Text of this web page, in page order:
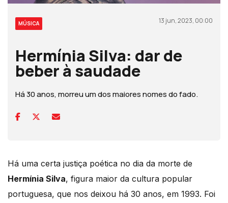
MÚSICA 13 jun, 2023, 00:00
Hermínia Silva: dar de
beber à saudade
Há 30 anos, morreu um dos maiores nomes do fado.
Há uma certa justiça poética no dia da morte de
Hermínia Silva, figura maior da cultura popular
portuguesa, que nos deixou há 30 anos, em 1993. Foi